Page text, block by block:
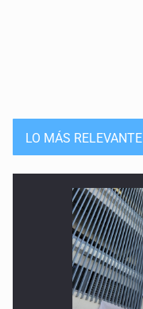
LO MÁS RELEVANTE